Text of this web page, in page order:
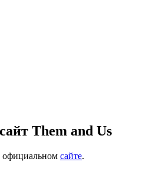
Them and Us
официальном сайте.